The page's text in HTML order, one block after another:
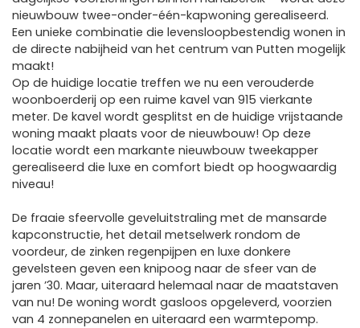
nieuwbouw twee-onder-één-kapwoning gerealiseerd.
Een unieke combinatie die levensloopbestendig wonen in
de directe nabijheid van het centrum van Putten mogelijk
maakt!
Op de huidige locatie treffen we nu een verouderde
woonboerderij op een ruime kavel van 915 vierkante
meter. De kavel wordt gesplitst en de huidige vrijstaande
woning maakt plaats voor de nieuwbouw! Op deze
locatie wordt een markante nieuwbouw tweekapper
gerealiseerd die luxe en comfort biedt op hoogwaardig
niveau!
De fraaie sfeervolle geveluitstraling met de mansarde
kapconstructie, het detail metselwerk rondom de
voordeur, de zinken regenpijpen en luxe donkere
gevelsteen geven een knipoog naar de sfeer van de
jaren ’30. Maar, uiteraard helemaal naar de maatstaven
van nu! De woning wordt gasloos opgeleverd, voorzien
van 4 zonnepanelen en uiteraard een warmtepomp.